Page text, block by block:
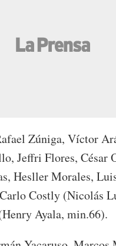
Zúniga, Víctor
Jeffri Flores, César
Hesller Morales,
Costly (Nicolás
Ayala, min.66).